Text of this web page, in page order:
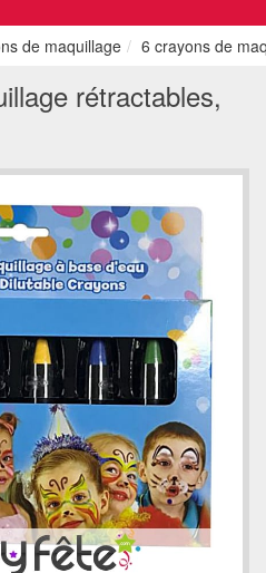
de maquillage 6 crayons de
rétractables,